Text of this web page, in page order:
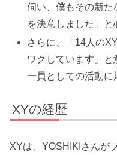
伺い、僕もその新た
を決意しました」と
さらに、「14人の
ワクしています」
一員としての活動に
XYの経歴
XYは、YOSHIKIさんが